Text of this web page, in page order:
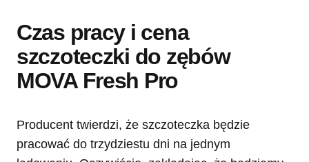
Czas pracy i cena
szczoteczki do zębów
MOVA Fresh Pro
Producent twierdzi, że szczoteczka będzie
pracować do trzydziestu dni na jednym